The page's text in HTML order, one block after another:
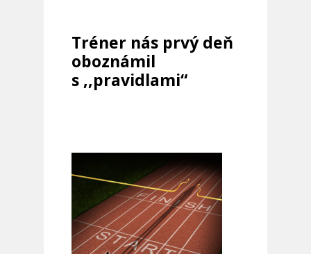
Tréner nás prvý deň
oboznámil
s ,,pravidlami“